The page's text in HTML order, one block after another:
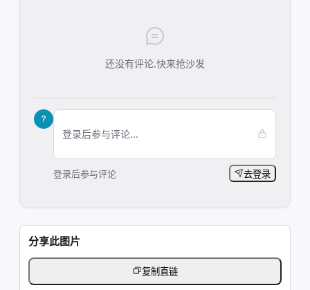
还没有评论,快来抢沙发
?
登录后参与评论...
登录后参与评论 去登录
分享此图片
复制直链